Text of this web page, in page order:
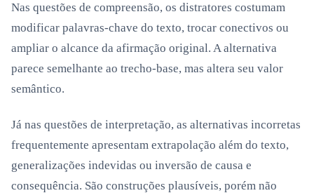
Nas questões de compreensão, os distratores costumam
modificar palavras-chave do texto, trocar conectivos ou
ampliar o alcance da afirmação original. A alternativa
parece semelhante ao trecho-base, mas altera seu valor
semântico.
Já nas questões de interpretação, as alternativas incorretas
frequentemente apresentam extrapolação além do texto,
generalizações indevidas ou inversão de causa e
consequência. São construções plausíveis, porém não